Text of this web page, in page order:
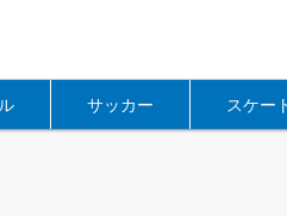
サッカー スケー